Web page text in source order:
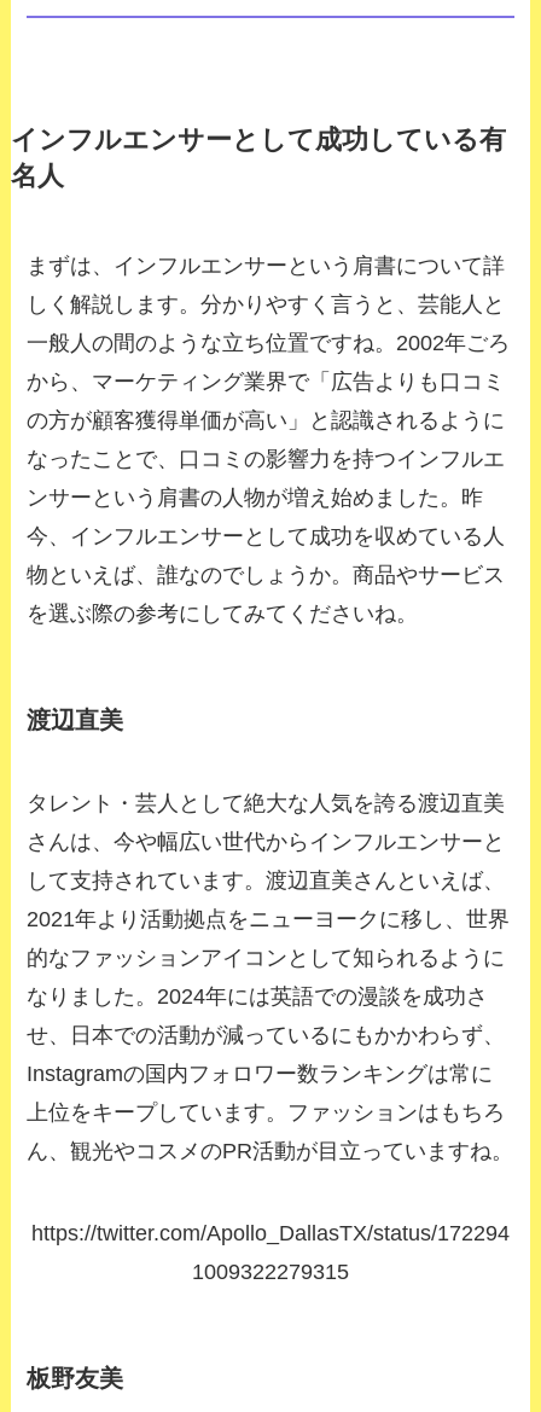
インフルエンサーとして成功している有
名人
まずは、インフルエンサーという肩書について詳
しく解説します。分かりやすく言うと、芸能人と
一般人の間のような立ち位置ですね。2002年ごろ
から、マーケティング業界で「広告よりも口コミ
の方が顧客獲得単価が高い」と認識されるように
なったことで、口コミの影響力を持つインフルエ
ンサーという肩書の人物が増え始めました。昨
今、インフルエンサーとして成功を収めている人
物といえば、誰なのでしょうか。商品やサービス
を選ぶ際の参考にしてみてくださいね。
渡辺直美
タレント・芸人として絶大な人気を誇る渡辺直美
さんは、今や幅広い世代からインフルエンサーと
して支持されています。渡辺直美さんといえば、
2021年より活動拠点をニューヨークに移し、世界
的なファッションアイコンとして知られるように
なりました。2024年には英語での漫談を成功さ
せ、日本での活動が減っているにもかかわらず、
Instagramの国内フォロワー数ランキングは常に
上位をキープしています。ファッションはもちろ
ん、観光やコスメのPR活動が目立っていますね。
https://twitter.com/Apollo_DallasTX/status/172294
1009322279315
板野友美